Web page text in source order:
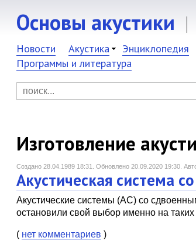
Основы акустики
Новости Акустика Энциклопедия
Программы и литература
Изготовление
Создано 28.04.1989 18:31. Обновлено 20.09.2020 19:30.
Акустическая система
Акустические системы (АС) со
остановили свой выбор именно на
( нет комментариев )